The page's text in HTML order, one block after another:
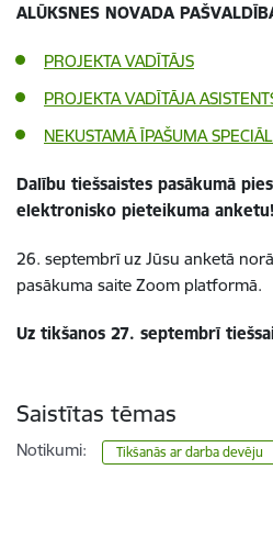
ALŪKSNES NOVADA
PROJEKTA VADĪTĀJS
PROJEKTA VADĪTĀJA
NEKUSTAMĀ ĪPAŠUMA
Dalību tiešsaistes pasākumā
elektronisko pieteikuma anketu!
26. septembrī uz Jūsu anketā
pasākuma saite Zoom platformā.
Uz tikšanos 27. septembrī
Saistītas tēmas
Notikumi: Tikšanās ar darba devēju